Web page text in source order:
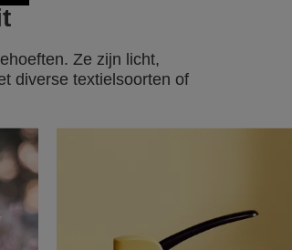
Ze zijn licht,
diverse textielsoorten of